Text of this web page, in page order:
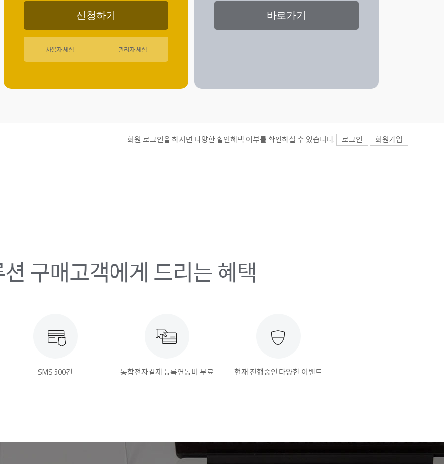
신청하기
사용자 체험 관리자 체험
바로가기
회원 로그인을 하시면 다양한 할인혜택 여부를 확인하실 수 있습니다. 로그인 회원가입
구매고객에게 드리는 혜택
SMS 500건 통합전자결제 등록연동비 무료 현재 진행중인 다양한 이벤트